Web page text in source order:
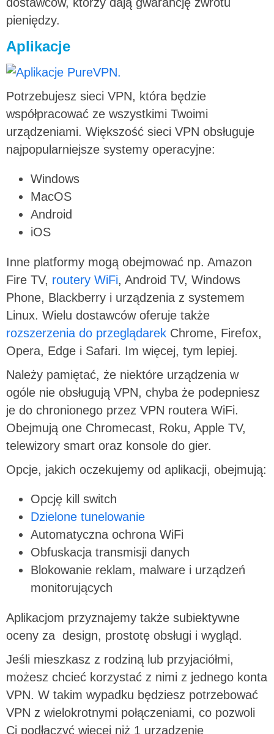
pieniędzy.
Aplikacje
Potrzebujesz sieci VPN, która będzie
współpracować ze wszystkimi Twoimi
urządzeniami. Większość sieci VPN obsługuje
najpopularniejsze systemy operacyjne:
Windows
MacOS
Android
iOS
Inne platformy mogą obejmować np. Amazon
Fire TV, routery WiFi, Android TV, Windows
Phone, Blackberry i urządzenia z systemem
Linux. Wielu dostawców oferuje także
rozszerzenia do przeglądarek Chrome, Firefox,
Opera, Edge i Safari. Im więcej, tym lepiej.
Należy pamiętać, że niektóre urządzenia w
ogóle nie obsługują VPN, chyba że podepniesz
je do chronionego przez VPN routera WiFi.
Obejmują one Chromecast, Roku, Apple TV,
telewizory smart oraz konsole do gier.
Opcje, jakich oczekujemy od aplikacji, obejmują:
Opcję kill switch
Dzielone tunelowanie
Automatyczna ochrona WiFi
Obfuskacja transmisji danych
Blokowanie reklam, malware i urządzeń
monitorujących
Aplikacjom przyznajemy także subiektywne
oceny za design, prostotę obsługi i wygląd.
Jeśli mieszkasz z rodziną lub przyjaciółmi,
możesz chcieć korzystać z nimi z jednego konta
VPN. W takim wypadku będziesz potrzebować
VPN z wielokrotnymi połączeniami, co pozwoli
Ci podłączyć więcej niż 1 urządzenie